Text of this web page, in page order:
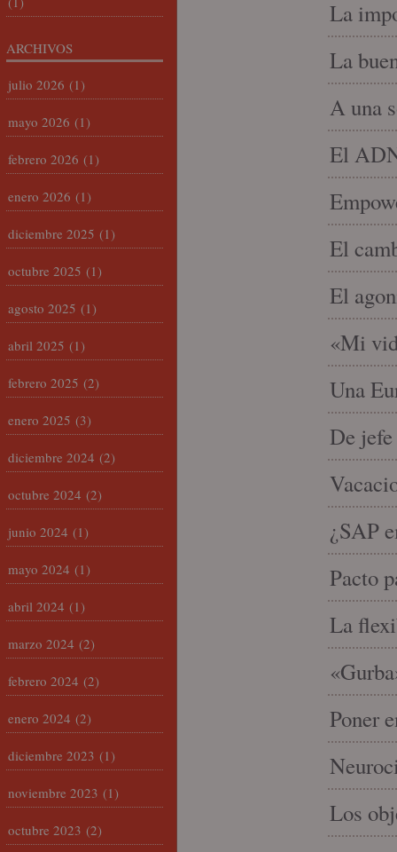
La
La
A una
El
El
El
«Mi
Una
De
¿SAP
Pacto
La
Poner
Los
ARCHIVOS
julio 2026 (1)
mayo 2026 (1)
febrero 2026 (1)
enero 2026 (1)
diciembre 2025 (1)
octubre 2025 (1)
agosto 2025 (1)
abril 2025 (1)
febrero 2025 (2)
enero 2025 (3)
diciembre 2024 (2)
octubre 2024 (2)
junio 2024 (1)
mayo 2024 (1)
abril 2024 (1)
marzo 2024 (2)
febrero 2024 (2)
enero 2024 (2)
diciembre 2023 (1)
noviembre 2023 (1)
octubre 2023 (2)